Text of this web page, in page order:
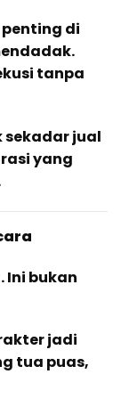
di
tanpa
sekadar jual
yang
Ini bukan
jadi
tua puas,